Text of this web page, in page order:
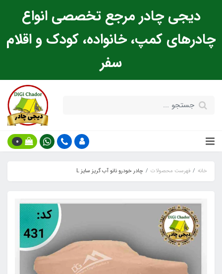
دیجی چادر مرجع تخصصی انواع
چادرهای کمپ، خانواده، کودک و اقلام
سفر
0
خانه فهرست محصولات چادر خودرو نانو آب گریز سایز L